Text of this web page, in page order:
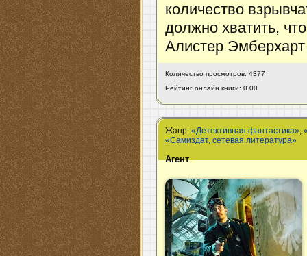
количество
должно хватить,
Алистер Эмберхарт
Количество просмотров: 4377
Рейтинг онлайн книги: 0.00
Жанр:«Детективная фантастика»,
«Самиздат, сетевая литература»
Агент